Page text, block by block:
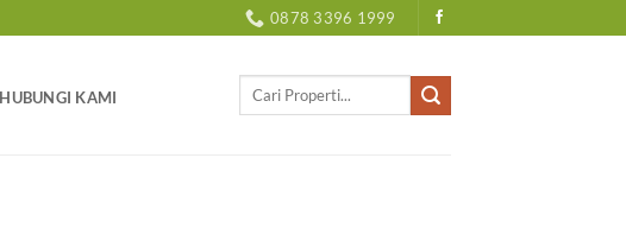
0878 3396 1999
HUBUNGI KAMI
Pencarian